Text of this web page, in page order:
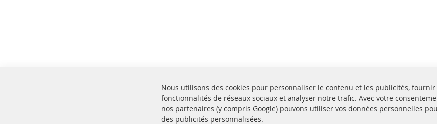
Nous utilisons des cookies pour personnaliser le contenu et les publicités, fournir
fonctionnalités de réseaux sociaux et analyser notre trafic. Avec votre
nos partenaires (y compris Google) pouvons utiliser vos données personnelles
des publicités personnalisées.